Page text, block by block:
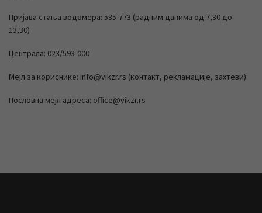
Пријава стања водомера: 535-773 (радним данима од 7,30 до
13,30)
Централа: 023/593-000
Мејл за кориснике: info@vikzr.rs (контакт, рекламације, захтеви)
Пословна мејл адреса: office@vikzr.rs